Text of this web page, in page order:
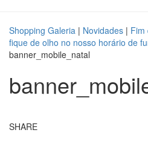
Shopping Galeria | Novidades | Fim
fique de olho no nosso horário de
banner_mobile_natal
SHARE